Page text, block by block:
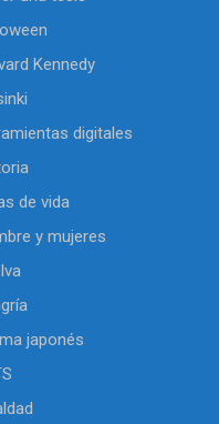
Kennedy
digitales
de vida
y mujeres
japonés